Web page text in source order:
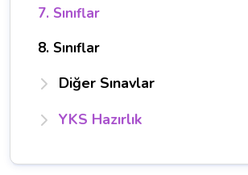
7. Sınıflar
8. Sınıflar
Diğer Sınavlar
YKS Hazırlık